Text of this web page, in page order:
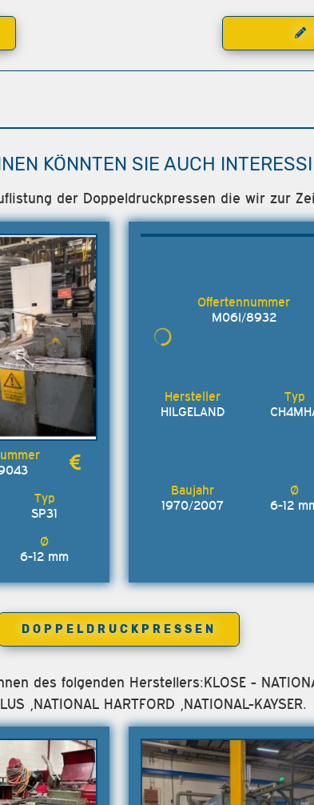
KÖNNTEN SIE AUCH
der Doppeldruckpressen die wir zur
SP31
6-12 mm
M06I/8932
HILGELAND
1970/2007 6-12
DOPPELDRUCKPRESSEN
des folgenden Herstellers:KLOSE -
,NATIONAL HARTFORD ,NATIONAL-KAYSER.